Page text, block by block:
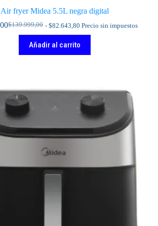
Air fryer Midea 5.5L negra digital
$139.999,00
El
precio
original
El
precio
- $82.643,80 Precio sin impuestos
Añadir al carrito